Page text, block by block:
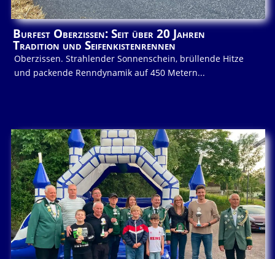
Burfest Oberzissen: Seit über 20 Jahren
Tradition und Seifenkistenrennen
Oberzissen. Strahlender Sonnenschein, brüllende Hitze
und packende Renndynamik auf 450 Metern...